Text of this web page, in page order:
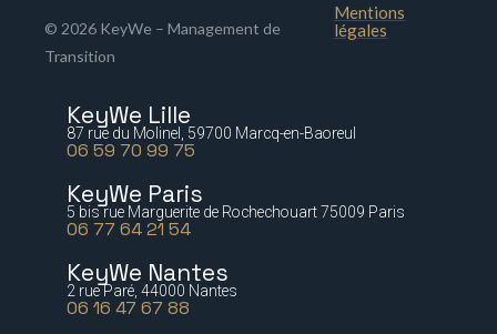
© 2026 KeyWe – Management de
Transition
Mentions
légales
KeyWe Lille
87 rue du Molinel, 59700 Marcq-en-Baoreul
06 59 70 99 75
KeyWe Paris
5 bis rue Marguerite de Rochechouart 75009 Paris
06 77 64 21 54
KeyWe Nantes
2 rue Paré, 44000 Nantes
06 16 47 67 88